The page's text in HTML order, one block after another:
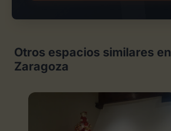
Otros espacios similares en
Zaragoza